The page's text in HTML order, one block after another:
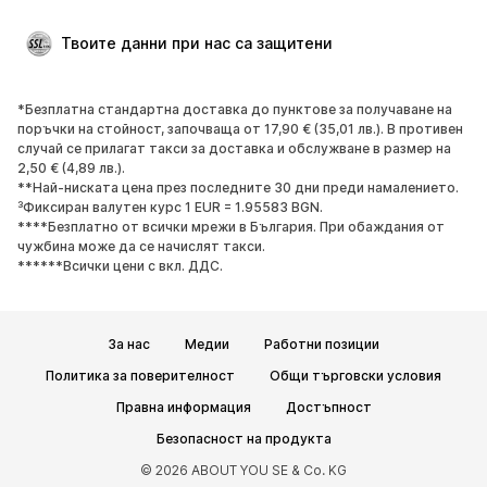
Специални Поводи
ОБУВКИ
НОВО
Популярно
Маратонки
Боти
Обувки с висок ток
Ботуши
Сандали
Ниски обувки
ЕКСКЛУЗИВНО
Видове спорт
Спортни чанти
Твоите данни при нас са защитени
*Безплатна стандартна доставка до пунктове за получаване на
поръчки на стойност, започваща от 17,90 € (35,01 лв.). В противен
случай се прилагат такси за доставка и обслужване в размер на
2,50 € (4,89 лв.).
**Най-ниската цена през последните 30 дни преди намалението.
³Фиксиран валутен курс 1 EUR = 1.95583 BGN.
****Безплатно от всички мрежи в България. При обаждания от
чужбина може да се начислят такси.
******Всички цени с вкл. ДДС.
За нас Медии
Работни позиции
Политика за поверителност
Общи търговски условия
Правна информация
Достъпност
Безопасност на продукта
© 2026 ABOUT YOU SE & Co. KG